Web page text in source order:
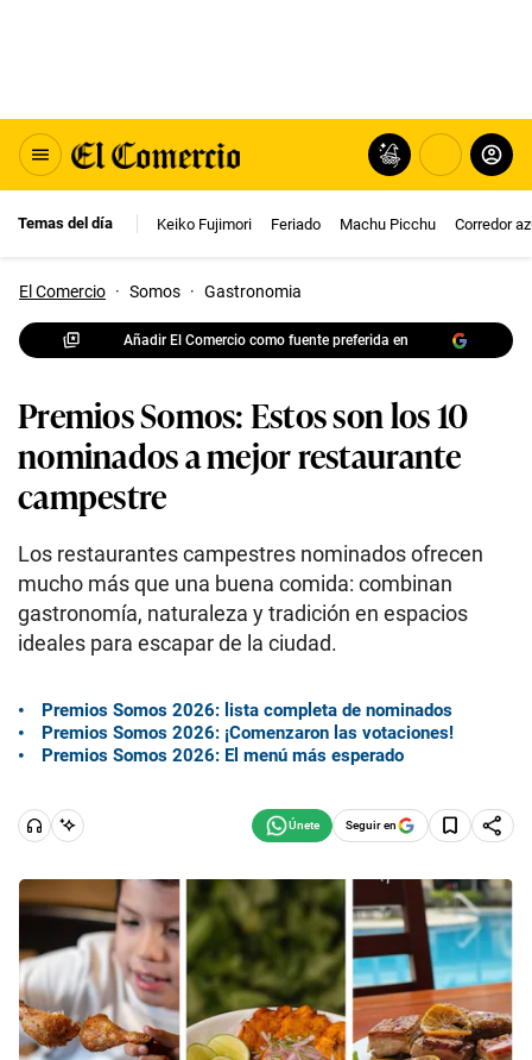
Temas del día Keiko Fujimori Feriado Machu Picchu Corredor
El Comercio · Somos · Gastronomia
Añadir El Comercio como fuente preferida en
Premios Somos: Estos son los 10
nominados a mejor restaurante
campestre
Los restaurantes campestres nominados ofrecen
mucho más que una buena comida: combinan
gastronomía, naturaleza y tradición en espacios
ideales para escapar de la ciudad.
Premios Somos 2026: lista completa de nominados
Premios Somos 2026: ¡Comenzaron las votaciones!
Premios Somos 2026: El menú más esperado
Seguir en